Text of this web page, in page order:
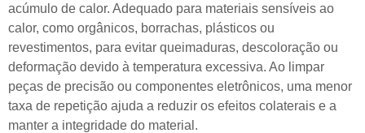
acúmulo de calor. Adequado para materiais sensíveis ao
calor, como orgânicos, borrachas, plásticos ou
revestimentos, para evitar queimaduras, descoloração ou
deformação devido à temperatura excessiva. Ao limpar
peças de precisão ou componentes eletrônicos, uma menor
taxa de repetição ajuda a reduzir os efeitos colaterais e a
manter a integridade do material.